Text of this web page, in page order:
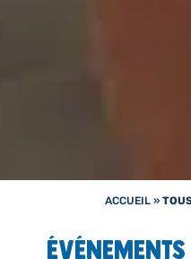
ACCUEIL»